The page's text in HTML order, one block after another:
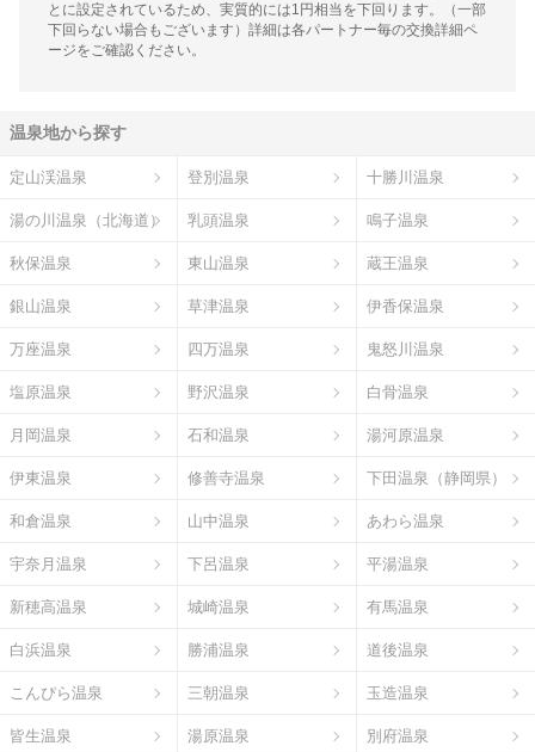
とに設定されているため、実質的には1円相当を下回ります。（一部
下回らない場合もございます）詳細は各パートナー毎の交換詳細ペ
ージをご確認ください。
温泉地から探す
定山渓温泉 登別温泉 十勝川温泉
湯の川温泉（北海道） 乳頭温泉 鳴子温泉
秋保温泉 東山温泉 蔵王温泉
銀山温泉 草津温泉 伊香保温泉
万座温泉 四万温泉 鬼怒川温泉
塩原温泉 野沢温泉 白骨温泉
月岡温泉 石和温泉 湯河原温泉
伊東温泉 修善寺温泉 下田温泉（静岡県）
和倉温泉 山中温泉 あわら温泉
宇奈月温泉 下呂温泉 平湯温泉
新穂高温泉 城崎温泉 有馬温泉
白浜温泉 勝浦温泉 道後温泉
こんぴら温泉 三朝温泉 玉造温泉
皆生温泉 湯原温泉 別府温泉